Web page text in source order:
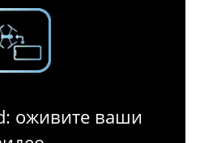
оживите ваши